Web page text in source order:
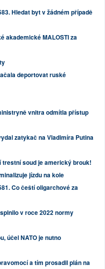
Hledat byt v žádném případě
akademické MALOSTI za
deportovat ruské
vnitra odmítla přístup
zatykač na Vladimíra Putina
trestní soud je americký brouk!
jízdu na kole
Co čeští oligarchové za
v roce 2022 normy
účel NATO je nutno
a tím prosadil plán na